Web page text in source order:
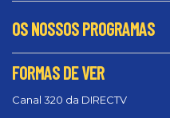
OS NOSSOS PROGRAMAS
FORMAS DE VER
Canal 320 da DIRECTV